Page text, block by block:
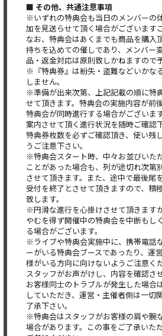
■ その他、共通注意事項
※いずれの特典会も当日のメンバーの
加を見送らせて頂く場合がございます
なお、特典会はあくまでも商品を購入
持ちを込めての催しであり、メンバー
品・返金対応は原則致しかねますので
※『特典券』は紛失・盗難などいかな
しません。
※準備が出来次第、上記記載の順に特
せて頂きます。特典会の実施内容が前
特典会が同時進行する場合がございま
案内させて頂く進行状況を随時ご確認
特典券枚数を必ずご確認頂き、使い残
うご注意下さい。
※特典会スタート時、中々お並びいた
ことがあった場合も、列が途切れ次第
させて頂きます。また、途中で最後尾
受付を終了とさせて頂きますので、積
致します。
※円滑な進行を心掛けさせて頂きます
やむを得ず開催中の特典会を中断もし
る場合がございます。
※ライブや特典会実施中に、携帯電話
ーがいる特典会ブースであったり、運
様がいる方向に向けないようご注意く
スタッフがお声がけし、内容を確認さ
お客様同士のトラブルが発生した場合
していただき、運営・主催者側は一切
了承下さい。
※特典会はスタッフがお客様の肩や腕
場合があります。この事をご了承いた